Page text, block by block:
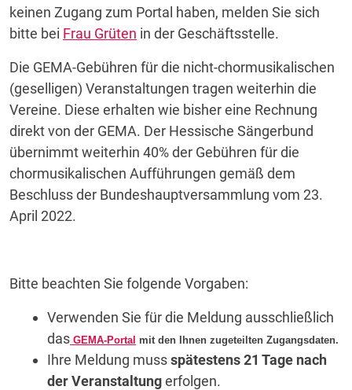
keinen Zugang zum Portal haben, melden Sie sich
bitte bei Frau Grüten in der Geschäftsstelle.
Die GEMA-Gebühren für die nicht-chormusikalischen
(geselligen) Veranstaltungen tragen weiterhin die
Vereine. Diese erhalten wie bisher eine Rechnung
direkt von der GEMA. Der Hessische Sängerbund
übernimmt weiterhin 40% der Gebühren für die
chormusikalischen Aufführungen gemäß dem
Beschluss der Bundeshauptversammlung vom 23.
April 2022.
Bitte beachten Sie folgende Vorgaben:
Verwenden Sie für die Meldung ausschließlich
das GEMA-Portal mit den Ihnen zugeteilten Zugangsdaten.
Ihre Meldung mussspätestens 21 Tage nach
der Veranstaltungerfolgen.